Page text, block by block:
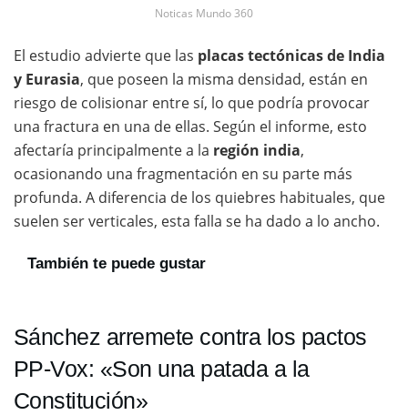
Noticas Mundo 360
El estudio advierte que las placas tectónicas de India
y Eurasia, que poseen la misma densidad, están en
riesgo de colisionar entre sí, lo que podría provocar
una fractura en una de ellas. Según el informe, esto
afectaría principalmente a la región india,
ocasionando una fragmentación en su parte más
profunda. A diferencia de los quiebres habituales, que
suelen ser verticales, esta falla se ha dado a lo ancho.
También te puede gustar
Sánchez arremete contra los pactos
PP-Vox: «Son una patada a la
Constitución»